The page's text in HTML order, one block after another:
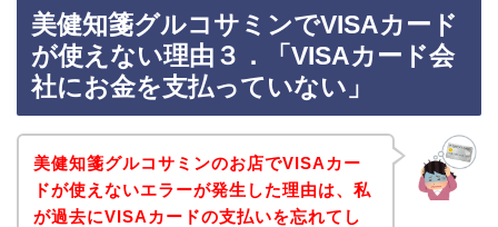
美健知箋グルコサミンでVISAカード
が使えない理由３．「VISAカード会
社にお金を支払っていない」
美健知箋グルコサミンのお店でVISAカー
ドが使えないエラーが発生した理由は、私
が過去にVISAカードの支払いを忘れてし